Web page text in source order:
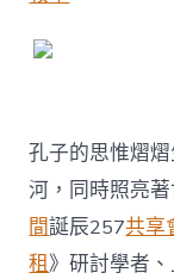
孔子的思惟熠
河，同時照亮
間誕辰257共享
租》研討學者